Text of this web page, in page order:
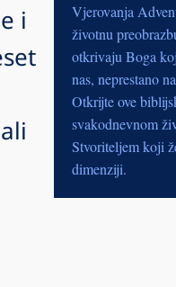
i
Vjerovanja
životnu
otkrivaju Boga
nas, neprestano
Otkrijte ove
svakodnevnom
Stvoriteljem koji
dimenziji.